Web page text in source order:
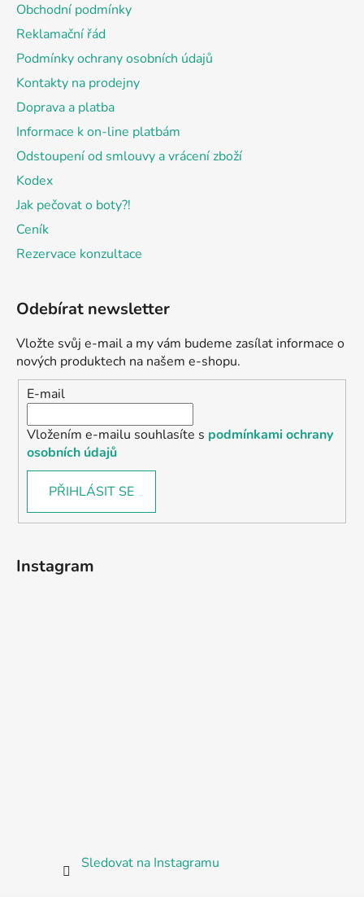
Obchodní podmínky
Reklamační řád
Podmínky ochrany osobních údajů
Kontakty na prodejny
Doprava a platba
Informace k on-line platbám
Odstoupení od smlouvy a vrácení zboží
Kodex
Jak pečovat o boty?!
Ceník
Rezervace konzultace
Odebírat newsletter
Vložte svůj e-mail a my vám budeme zasílat informace o
nových produktech na našem e-shopu.
E-mail
Vložením e-mailu souhlasíte s podmínkami ochrany
osobních údajů
PŘIHLÁSIT SE
Instagram
Sledovat na Instagramu